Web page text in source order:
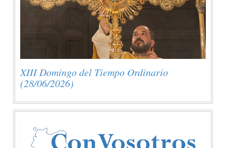
XIII Domingo del Tiempo Ordinario
(28/06/2026)